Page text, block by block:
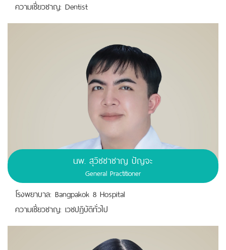
ความเชี่ยวชาญ: Dentist
นพ. สุวิชชาชาญ ปัญจะ
General Practitioner
โรงพยาบาล: Bangpakok 8 Hospital
ความเชี่ยวชาญ: เวชปฎิบัติทั่วไป